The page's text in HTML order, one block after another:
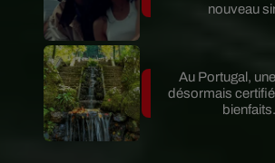
nouveau
Au Portugal,
désormais